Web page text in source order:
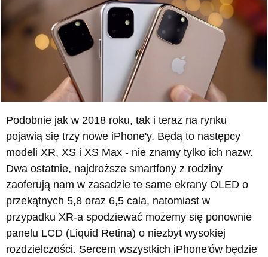
Podobnie jak w 2018 roku, tak i teraz na rynku
pojawią się trzy nowe iPhone'y. Będą to następcy
modeli XR, XS i XS Max - nie znamy tylko ich nazw.
Dwa ostatnie, najdroższe smartfony z rodziny
zaoferują nam w zasadzie te same ekrany OLED o
przekątnych 5,8 oraz 6,5 cala, natomiast w
przypadku XR-a spodziewać możemy się ponownie
panelu LCD (Liquid Retina) o niezbyt wysokiej
rozdzielczości. Sercem wszystkich iPhone'ów będzie